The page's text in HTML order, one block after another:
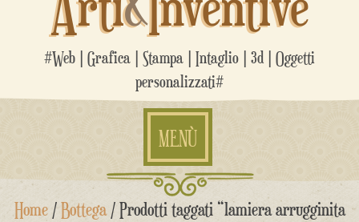
#Web | Grafica | Stampa | Intaglio | 3d | Oggetti
personalizzati#
MENÙ
Salta
Home/Bottega/ Prodotti taggati “lamiera arrugginita